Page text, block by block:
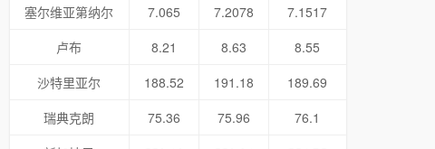
塞尔维亚第纳尔
7.065 7.2078
7.1517
卢布
8.21 8.63
8.55
沙特里亚尔
188.52 191.18
189.69
瑞典克朗
75.36 75.96
76.1